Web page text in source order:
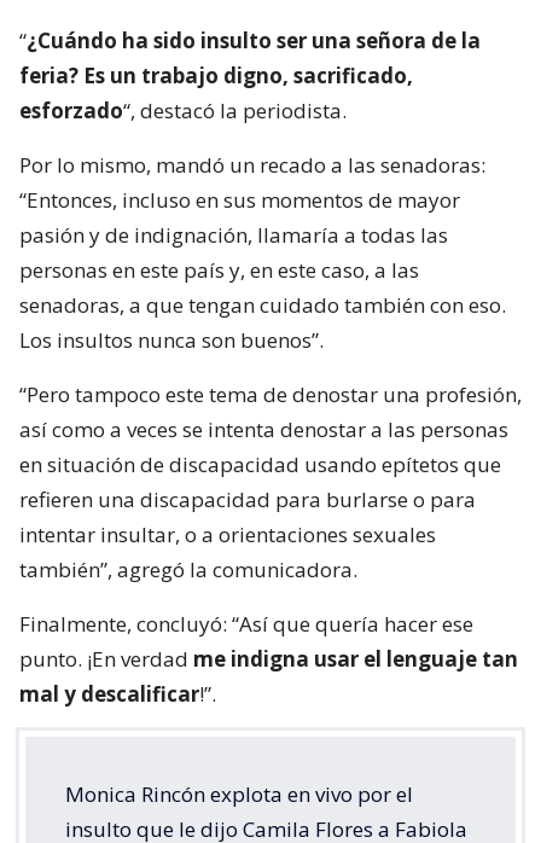
“¿Cuándo ha sido insulto ser una señora de la
feria? Es un trabajo digno, sacrificado,
esforzado“, destacó la periodista.
Por lo mismo, mandó un recado a las senadoras:
“Entonces, incluso en sus momentos de mayor
pasión y de indignación, llamaría a todas las
personas en este país y, en este caso, a las
senadoras, a que tengan cuidado también con eso.
Los insultos nunca son buenos”.
“Pero tampoco este tema de denostar una profesión,
así como a veces se intenta denostar a las personas
en situación de discapacidad usando epítetos que
refieren una discapacidad para burlarse o para
intentar insultar, o a orientaciones sexuales
también”, agregó la comunicadora.
Finalmente, concluyó: “Así que quería hacer ese
punto. ¡En verdad me indigna usar el lenguaje tan
mal y descalificar!”.
Monica Rincón explota en vivo por el
insulto que le dijo Camila Flores a Fabiola